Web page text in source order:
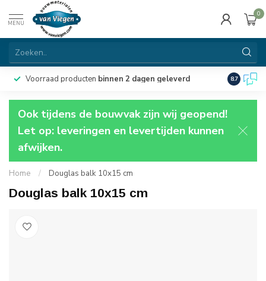
MENU
0
Voorraad producten binnen 2 dagen geleverd 8.7
Ook tijdens de bouwvak zijn wij geopend!
Let op: leveringen en levertijden kunnen
afwijken.
Home / Douglas balk 10x15 cm
Douglas balk 10x15 cm